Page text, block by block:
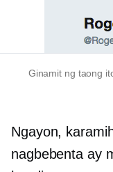
Ginamit ng taong
Ngayon,
nagbebenta ay